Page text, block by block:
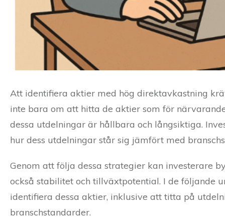
Att identifiera aktier med hög direktavkastning
inte bara om att hitta de aktier som för
dessa utdelningar är hållbara och långsiktiga.
hur dess utdelningar står sig jämfört med
Genom att följa dessa strategier kan investerare
också stabilitet och tillväxtpotential. I de följande
identifiera dessa aktier, inklusive att titta på
branschstandarder.